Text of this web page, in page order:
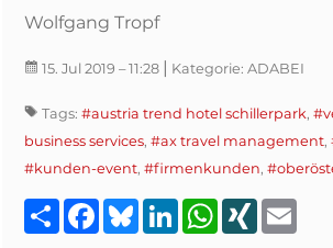
Wolfgang Tropf
15. Jul 2019 – 11:28 | Kategorie: ADABEI
Tags: #austria trend hotel schillerpark,
business services, #ax travel management,
#kunden-event, #firmenkunden,
TeilenFacebook
BlueskyLinkedInWhatsApp
XING